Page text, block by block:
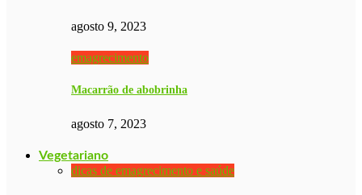
agosto 9, 2023
emagrecimento
Macarrão de abobrinha
agosto 7, 2023
Vegetariano
dicas de emagrecimento e saúde